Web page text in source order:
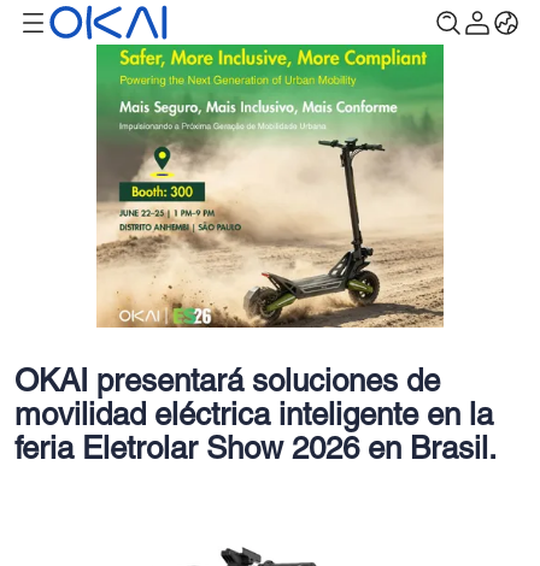
OKAI presentará soluciones de
movilidad eléctrica inteligente en la
feria Eletrolar Show 2026 en Brasil.